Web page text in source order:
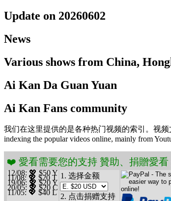
Update on 20260602
News
Various shows from China,
Ai Kan Da Guan Yuan
Ai Kan Fans community
我们在这里提供的是各种热门视频的索引。视
indexing the popular videos online, mainly from
需要您的支持 贊助、捐贈愛看 分享
12/08: 💖 $50 Y
11/08: 💖 $20 T
19/06: 💖 $20 Y
20/05: 💖 $20 C
11/05: 💖 $40 L
1. 选择金额
2. 点击捐赠支持